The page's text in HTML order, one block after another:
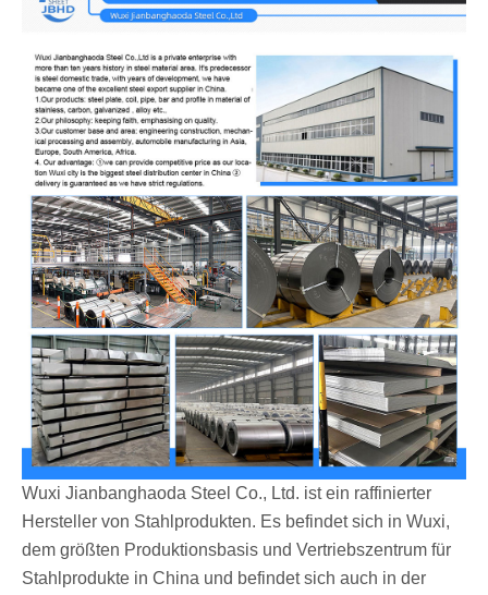
Wuxi Jianbanghaoda Steel Co., Ltd. ist ein raffinierter
Hersteller von Stahlprodukten. Es befindet sich in Wuxi,
dem größten Produktionsbasis und Vertriebszentrum für
Stahlprodukte in China und befindet sich auch in der